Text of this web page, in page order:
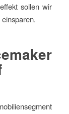
sollen wir